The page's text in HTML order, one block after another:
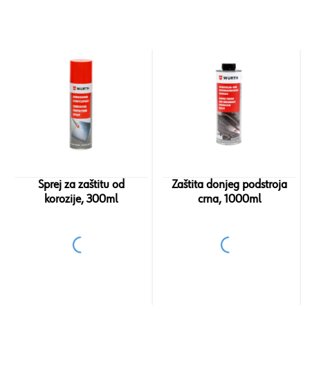
Sprej za zaštitu od
korozije, 300ml
Zaštita donjeg podstroja
crna, 1000ml